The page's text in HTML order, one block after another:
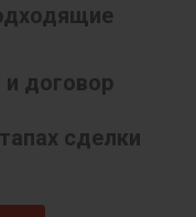
договор
сделки